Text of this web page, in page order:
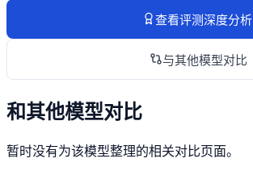
查看评测深度分析
与其他模型对比
和其他模型对比
暂时没有为该模型整理的相关对比页面。